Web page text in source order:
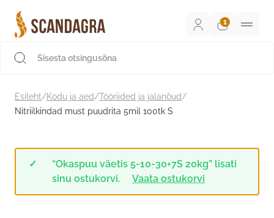
sisu
juurde
Esileht/Kodu ja aed/Tööriided ja jalanõud/
Nitriilkindad must puudrita 5mil 100tk S
“Okaspuu väetis 5-10-30+7S 20kg” lisati
sinu ostukorvi.
Vaata ostukorvi